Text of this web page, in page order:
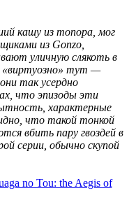
кашу из топора, мог
из Gonzo,
уличную слякоть в
«виртуозно» тут —
так усердно
что эпизоды эти
характерные
что такой тонкой
вбить пару гвоздей в
серии, обычно скупой